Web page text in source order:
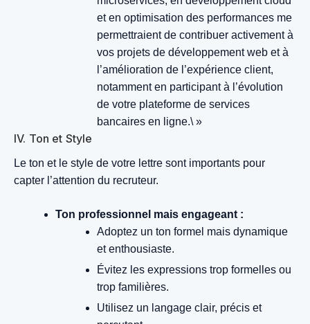
et en optimisation des performances me
permettraient de contribuer activement à
vos projets de développement web et à
l’amélioration de l’expérience client,
notamment en participant à l’évolution
de votre plateforme de services
bancaires en ligne.\ »
IV. Ton et Style
Le ton et le style de votre lettre sont importants pour
capter l’attention du recruteur.
Ton professionnel mais engageant :
Adoptez un ton formel mais dynamique
et enthousiaste.
Évitez les expressions trop formelles ou
trop familières.
Utilisez un langage clair, précis et